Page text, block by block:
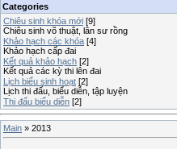
Categories
Chiêu sinh khóa mới [9]
Chiêu sinh võ thuật, lân sư rồng
Khảo hạch các khóa [4]
Khảo hạch cấp đai
Kết quả khảo hạch [2]
Kết quả các kỳ thi lên đai
Lịch biểu sinh hoạt [2]
Lịch thi đấu, biểu diễn, tập luyện
Thi đấu biểu diễn [2]
Main » 2013